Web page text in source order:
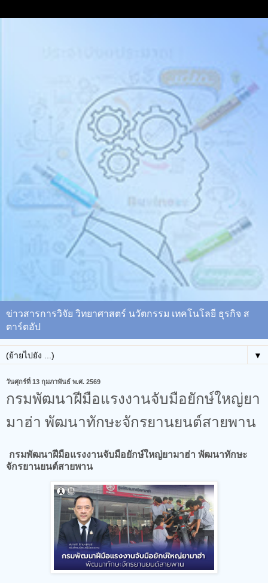
ข่าวสารการวิจัย วิทยาศาสตร์ นวัตกรรม เทคโนโลยี ธุรกิจ ส
ตาร์ตอัป
▼
วันศุกร์ที่ 13 กุมภาพันธ์ พ.ศ. 2569
กรมพัฒนาฝีมือแรงงานจับมือยักษ์ใหญ่ยา
มาฮ่า พัฒนาทักษะจักรยานยนต์สายพาน
กรมพัฒนาฝีมือแรงงานจับมือยักษ์ใหญ่ยามาฮ่า พัฒนาทักษะ
จักรยานยนต์สายพาน